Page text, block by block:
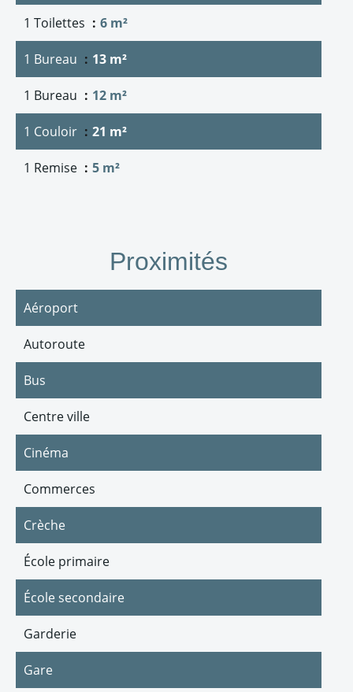
1 Toilettes 6 m²
1 Bureau 13 m²
1 Bureau 12 m²
1 Couloir 21 m²
1 Remise 5 m²
Proximités
Aéroport
Autoroute
Bus
Centre ville
Cinéma
Commerces
Crèche
École primaire
École secondaire
Garderie
Gare